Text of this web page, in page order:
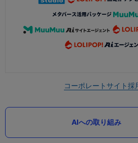
コーポレートサイト採
AIへの取り組み